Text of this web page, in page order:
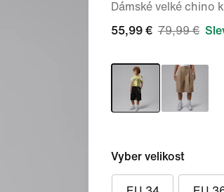
Dámské velké chino
55,99 € 79,99 €
Vyber velikost